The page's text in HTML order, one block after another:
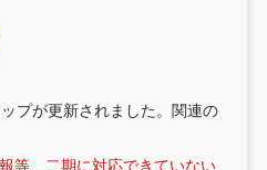
プが更新されました。関連の
等、二期に対応できていない